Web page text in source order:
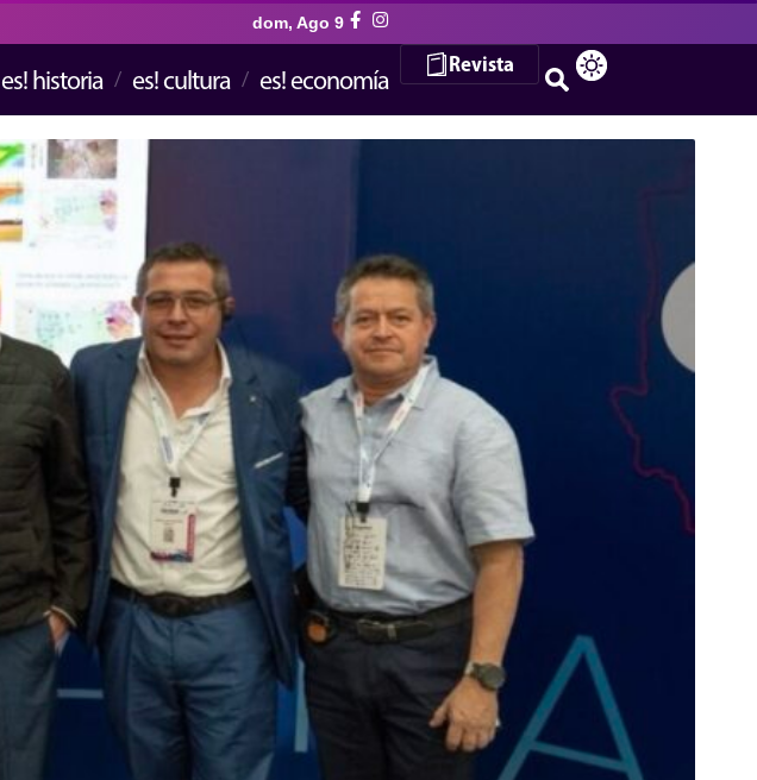
dom, Ago 9
es! historia es! cultura es! economía Revista